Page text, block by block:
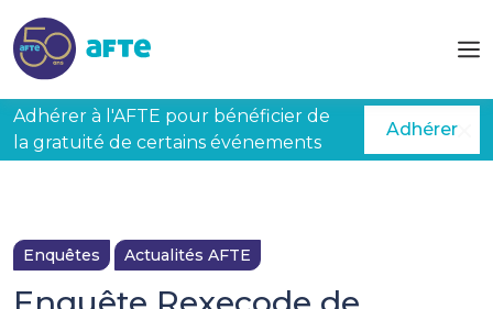
Adhérer à l'AFTE pour bénéficier de
la gratuité de certains événements
Adhérer
Enquêtes Actualités AFTE